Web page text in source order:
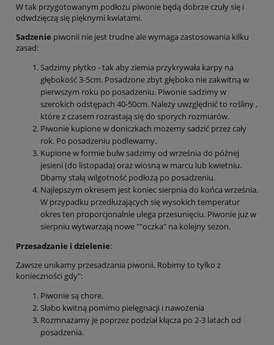
W tak przygotowanym podłożu piwonie będą dobrze czuły się i
odwdzięczą się pięknymi kwiatami.
Sadzenie piwonii nie jest trudne ale wymaga zastosowania kilku
zasad:
Sadzimy płytko - tak aby ziemia przykrywała karpy na
głębokość 3-5cm. Posadzone zbyt głęboko nie zakwitną w
pierwszym roku po posadzeniu. Piwonie sadzimy w
szerokich odstępach 40-50cm. Należy uwzględnić to rośliny ,
które z czasem rozrastają się do sporych rozmiarów.
Piwonie kupione w doniczkach możemy sadzić przez cały
rok. Po posadzeniu podlewamy.
Kupione w formie bulw sadzimy od września do późnej
jesieni (do listopada) oraz wiosną w marcu lub kwietniu.
Dbamy stałą wilgotność podłożą po posadzeniu.
Najlepszym okresem jest koniec sierpnia do końca września.
W przypadku przedłużających się wysokich temperatur
okres ten proporcjonalnie ulega przesunięciu. Piwonie już w
sierpniu wytwarzają nowe ""oczka" na kolejny sezon.
Przesadzanie i dzielenie:
Zawsze unikamy przesadzania piwonii. Robimy to tylko z
konieczności gdy":
Piwonie są chore.
Słabo kwitną pomimo pielęgnacji i nawożenia
Rozmnażamy je poprzez podział kłącza po 2-3 latach od
posadzenia.